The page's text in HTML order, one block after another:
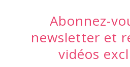
Abonnez-
newsletter et
vidéos